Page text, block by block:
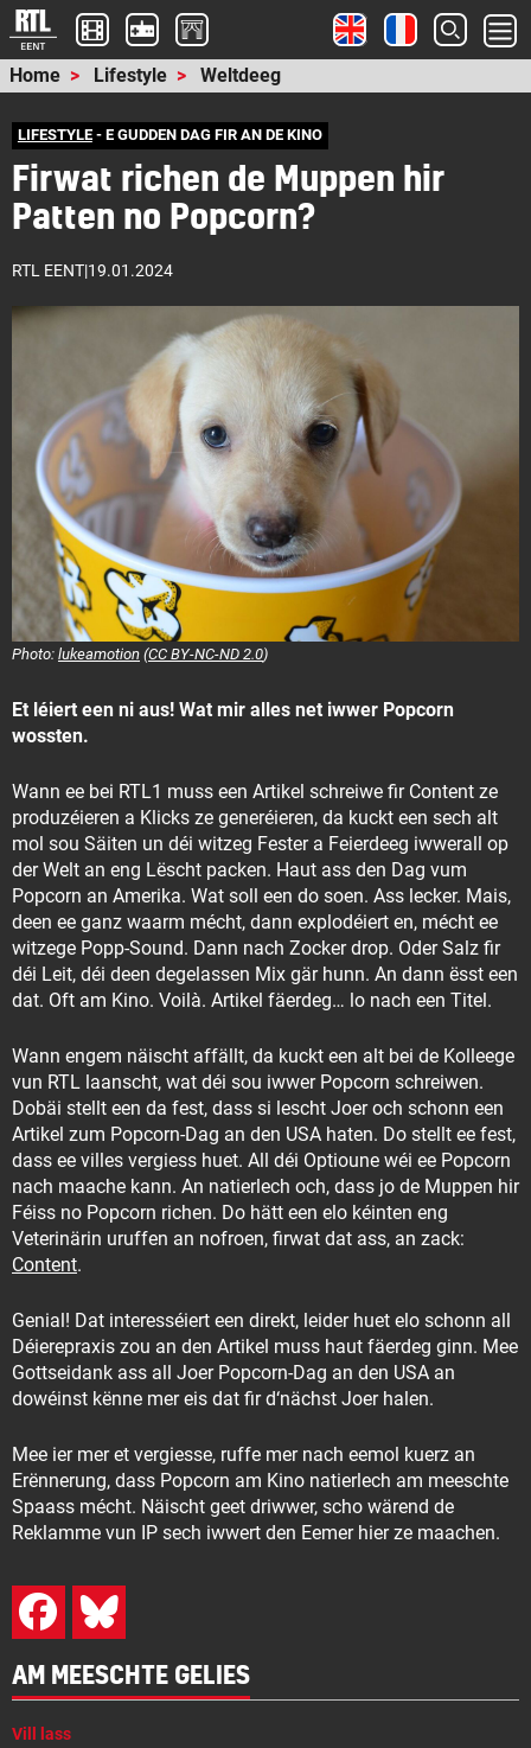
Home Lifestyle Weltdeeg
LIFESTYLE- E GUDDEN DAG FIR AN DE KINO
Firwat richen de Muppen hir
Patten no Popcorn?
RTL EENT|19.01.2024
Photo: lukeamotion (CC BY-NC-ND 2.0)
Et léiert een ni aus! Wat mir alles net iwwer Popcorn
wossten.
Wann ee bei RTL1 muss een Artikel schreiwe fir Content ze
produzéieren a Klicks ze generéieren, da kuckt een sech alt
mol sou Säiten un déi witzeg Fester a Feierdeeg iwwerall op
der Welt an eng Lëscht packen. Haut ass den Dag vum
Popcorn an Amerika. Wat soll een do soen. Ass lecker. Mais,
deen ee ganz waarm mécht, dann explodéiert en, mécht ee
witzege Popp-Sound. Dann nach Zocker drop. Oder Salz fir
déi Leit, déi deen degelassen Mix gär hunn. An dann ësst een
dat. Oft am Kino. Voilà. Artikel fäerdeg… lo nach een Titel.
Wann engem näischt affällt, da kuckt een alt bei de Kolleege
vun RTL laanscht, wat déi sou iwwer Popcorn schreiwen.
Dobäi stellt een da fest, dass si lescht Joer och schonn een
Artikel zum Popcorn-Dag an den USA haten. Do stellt ee fest,
dass ee villes vergiess huet. All déi Optioune wéi ee Popcorn
nach maache kann. An natierlech och, dass jo de Muppen hir
Féiss no Popcorn richen. Do hätt een elo kéinten eng
Veterinärin uruffen an nofroen, firwat dat ass, an zack:
Content.
Genial! Dat interesséiert een direkt, leider huet elo schonn all
Déierepraxis zou an den Artikel muss haut fäerdeg ginn. Mee
Gottseidank ass all Joer Popcorn-Dag an den USA an
dowéinst kënne mer eis dat fir d‘nächst Joer halen.
Mee ier mer et vergiesse, ruffe mer nach eemol kuerz an
Erënnerung, dass Popcorn am Kino natierlech am meeschte
Spaass mécht. Näischt geet driwwer, scho wärend de
Reklamme vun IP sech iwwert den Eemer hier ze maachen.
AM MEESCHTE GELIES
Vill lass